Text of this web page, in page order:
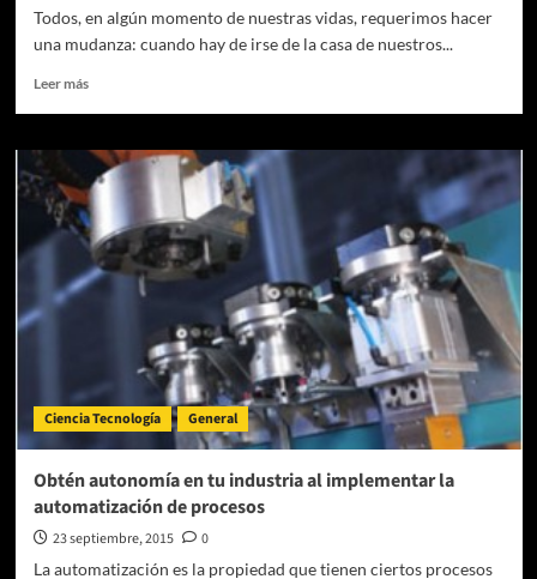
Todos, en algún momento de nuestras vidas, requerimos hacer
una mudanza: cuando hay de irse de la casa de nuestros...
Leer másLeer
Soluciones
medida,
portes
baratos
Madrid
Ciencia Tecnología General
Obtén autonomía en tu industria al implementar la
automatización de procesos
23 septiembre, 2015
0
La automatización es la propiedad que tienen ciertos procesos